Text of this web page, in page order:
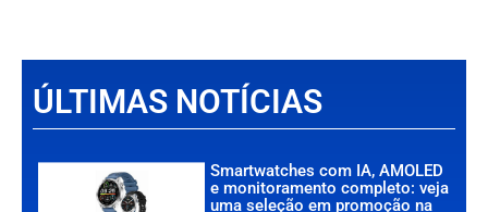
ÚLTIMAS NOTÍCIAS
Smartwatches com IA, AMOLED
e monitoramento completo: veja
uma seleção em promoção na